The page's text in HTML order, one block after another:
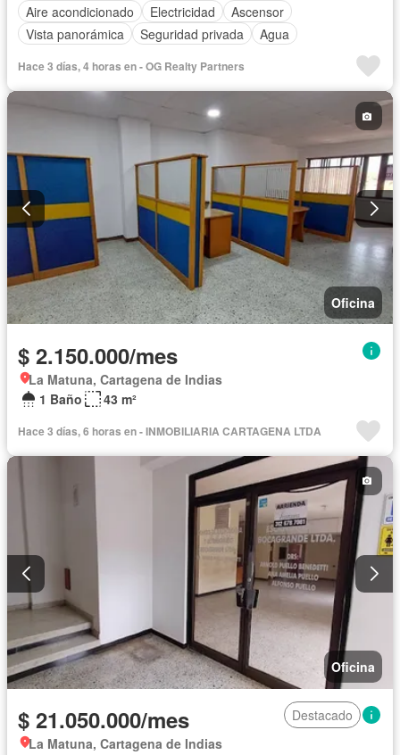
Aire acondicionado
Electricidad
Ascensor
Vista panorámica
Seguridad privada Agua
Hace 3 días, 4 horas en - OG Realty Partners
Oficina
$ 2.150.000/mes
La Matuna, Cartagena de Indias
1 Baño
43 m²
Hace 3 días, 6 horas en - INMOBILIARIA CARTAGENA LTDA
Oficina
$ 21.050.000/mes
Destacado
La Matuna, Cartagena de Indias